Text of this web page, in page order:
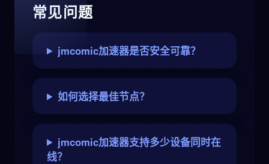
常见问题
jmcomic加速器是否安全可靠？
如何选择最佳节点？
jmcomic加速器支持多少设备同时在
线？